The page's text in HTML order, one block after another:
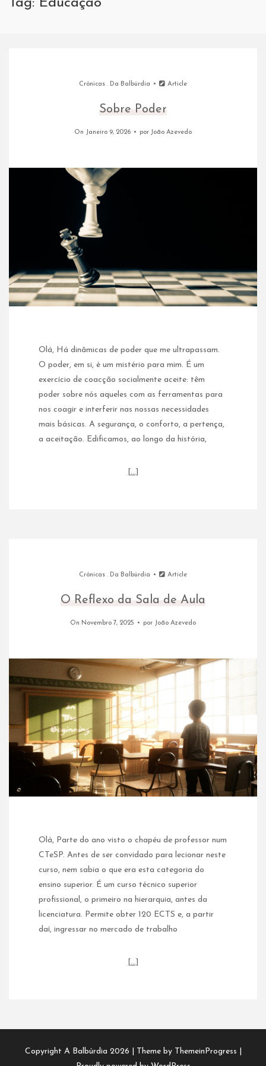
Tag: Educação
Crónicas. Da Balbúrdia Article
Sobre Poder
On Janeiro 9, 2026 por João Azevedo
Olá, Há dinâmicas de poder que me ultrapassam.
O poder, em si, é um mistério para mim. É um
exercício de coacção socialmente aceite: têm
poder sobre nós aqueles com as ferramentas para
nos coagir e interferir nas nossas necessidades
mais básicas. A segurança, o conforto, a pertença,
a aceitação. Edificamos, ao longo da história,
[…]
Crónicas. Da Balbúrdia Article
O Reflexo da Sala de Aula
On Novembro 7, 2025 por João Azevedo
Olá, Parte do ano visto o chapéu de professor num
CTeSP. Antes de ser convidado para lecionar neste
curso, nem sabia o que era esta categoria do
ensino superior. É um curso técnico superior
profissional, o primeiro na hierarquia, antes da
licenciatura. Permite obter 120 ECTS e, a partir
daí, ingressar no mercado de trabalho
[…]
Copyright A Balbúrdia 2026 | Theme by ThemeinProgress